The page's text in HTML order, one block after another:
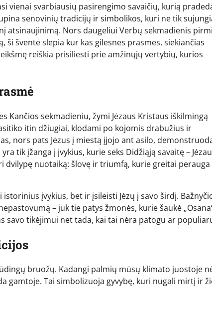
vienai svarbiausių pasirengimo savaičių, kurią
senovinių tradicijų ir simbolikos, kuri ne tik
atsinaujinimą. Nors daugeliui Verbų sekmadienis
šventė slepia kur kas gilesnes prasmes, siekiančias
reiškia prisiliesti prie amžinųjų vertybių, kurios
Kančios sekmadieniu, žymi Jėzaus Kristaus iškilmingą
itin džiugiai, klodami po kojomis drabužius ir
nors pats Jėzus į miestą įjojo ant asilo,
tik įžanga į įvykius, kurie seks Didžiąją savaitę –
nuotaiką: šlovę ir triumfą, kurie greitai perauga
įvykius, bet ir įsileisti Jėzų į savo širdį.
– juk tie patys žmonės, kurie šaukė
savo tikėjimui net tada, kai tai nėra patogu ar
bruožų. Kadangi palmių mūsų klimato juostoje
gamtoje. Tai simbolizuoja gyvybę, kuri nugali mirtį ir